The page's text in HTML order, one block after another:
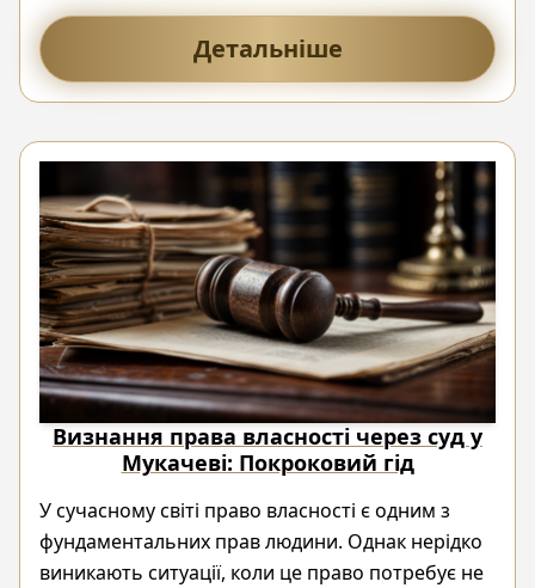
Детальніше
Визнання права власності через суд у
Мукачеві: Покроковий гід
У сучасному світі право власності є одним з
фундаментальних прав людини. Однак нерідко
виникають ситуації, коли це право потребує не